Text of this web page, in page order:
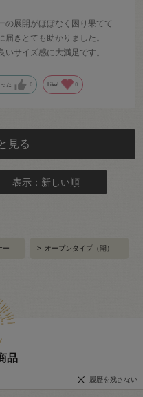
の展開がほぼなく困り果てて
きとても助かりました。
サイズ感に大満足です。
た 0 Like! 0
見る
表示：新しい順
ー > オープンタイプ（開）
品
履歴を残さない